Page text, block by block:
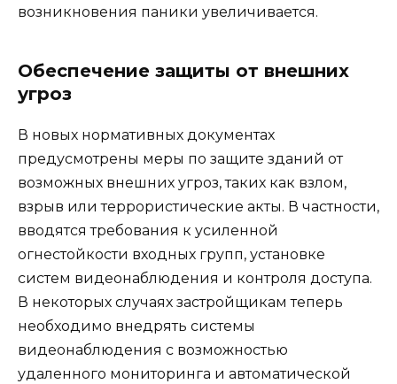
возникновения паники увеличивается.
Обеспечение защиты от внешних
угроз
В новых нормативных документах
предусмотрены меры по защите зданий от
возможных внешних угроз, таких как взлом,
взрыв или террористические акты. В частности,
вводятся требования к усиленной
огнестойкости входных групп, установке
систем видеонаблюдения и контроля доступа.
В некоторых случаях застройщикам теперь
необходимо внедрять системы
видеонаблюдения с возможностью
удаленного мониторинга и автоматической